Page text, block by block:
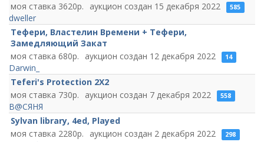
3620
15 декабря 2022 585
dweller
Тефери, Властелин Времени + Тефери,
Замедляющий Закат
680
12 декабря 2022 14
Darwin_
Teferi's Protection 2X2
730
7 декабря 2022 558
В@СЯНЯ
Sylvan library, 4ed, Played
2280
2 декабря 2022 298